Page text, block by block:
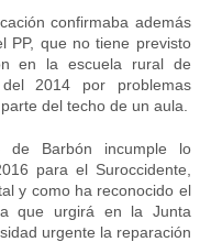
confirmaba además
PP, que no tiene previsto
en la escuela rural de
2014 por problemas
del techo de un aula.
de Barbón incumple lo
para el Suroccidente,
y como ha reconocido el
que urgirá en la Junta
urgente la reparación